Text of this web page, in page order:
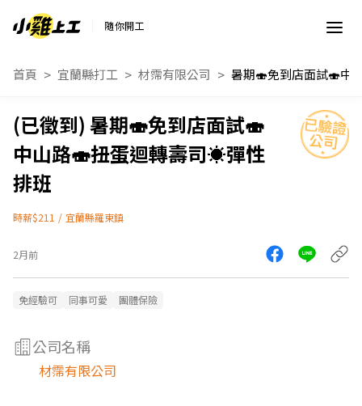
隨你開工
首頁 宜蘭縣打工 材霈有限公司
暑期🍣免到店面試🍣
中山路🍣扭蛋迴轉壽司☀️彈性
排班
時薪$211 / 宜蘭縣羅東鎮
2月前
免經驗可 同事可愛 團體保險
公司名稱
材霈有限公司